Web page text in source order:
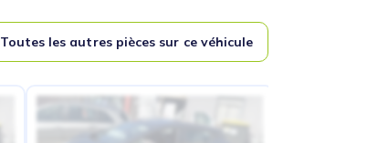
Toutes les autres pièces sur ce véhicule